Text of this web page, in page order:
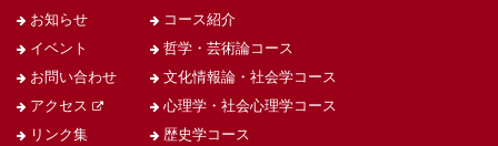
お知らせ
イベント
お問い合わせ
アクセス
リンク集
コース紹介
哲学・芸術論コース
文化情報論・社会学コース
心理学・社会心理学コース
歴史学コース